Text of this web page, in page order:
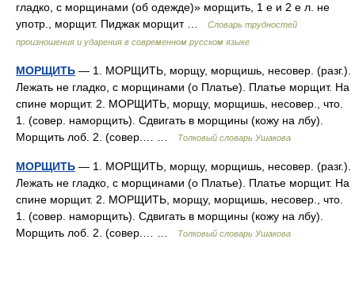
гладко, с морщинами (об одежде)» морщить, 1 е и 2 е л. не
употр., морщит. Пиджак морщит …
Словарь трудностей
произношения и ударения в современном русском языке
МОРЩИТЬ — 1. МОРЩИТЬ, морщу, морщишь, несовер. (разг.).
Лежать не гладко, с морщинами (о Платье). Платье морщит. На
спине морщит. 2. МОРЩИТЬ, морщу, морщишь, несовер., что.
1. (совер. наморщить). Сдвигать в морщины (кожу на лбу).
Морщить лоб. 2. (совер.… …
Толковый словарь Ушакова
МОРЩИТЬ — 1. МОРЩИТЬ, морщу, морщишь, несовер. (разг.).
Лежать не гладко, с морщинами (о Платье). Платье морщит. На
спине морщит. 2. МОРЩИТЬ, морщу, морщишь, несовер., что.
1. (совер. наморщить). Сдвигать в морщины (кожу на лбу).
Морщить лоб. 2. (совер.… …
Толковый словарь Ушакова